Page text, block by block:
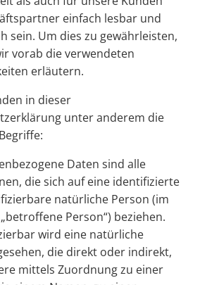
einfach lesbar und
sein. Um dies zu gewährleisten,
vorab die verwendeten
erläutern.
in dieser
unter anderem die
Daten sind alle
die sich auf eine identifizierte
natürliche Person (im
Person“) beziehen.
wird eine natürliche
die direkt oder indirekt,
mittels Zuordnung zu einer